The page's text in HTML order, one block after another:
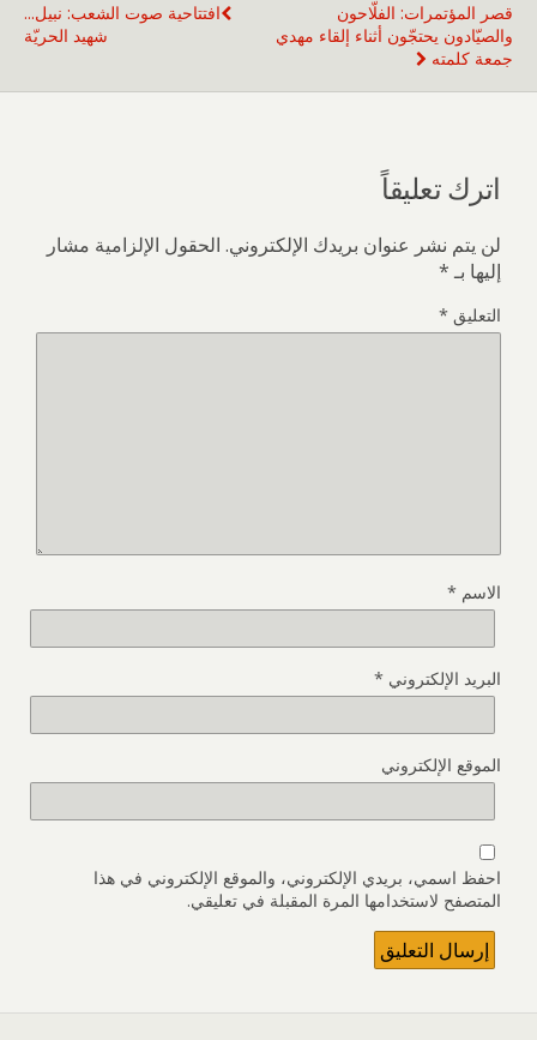
افتتاحية صوت الشعب: نبيل...
شهيد الحريّة
قصر المؤتمرات: الفلّاحون
والصيّادون يحتجّون أثناء إلقاء مهدي
جمعة كلمته
اترك تعليقاً
لن يتم نشر عنوان بريدك الإلكتروني. الحقول الإلزامية مشار
إليها بـ*
التعليق *
الاسم *
البريد الإلكتروني *
الموقع الإلكتروني
احفظ اسمي، بريدي الإلكتروني، والموقع الإلكتروني في هذا
المتصفح لاستخدامها المرة المقبلة في تعليقي.